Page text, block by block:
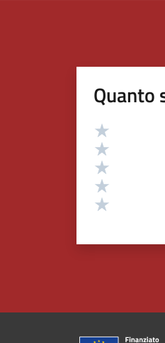
Quanto
Valutazione